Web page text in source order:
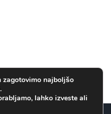
zagotovimo najboljšo
lahko izveste ali